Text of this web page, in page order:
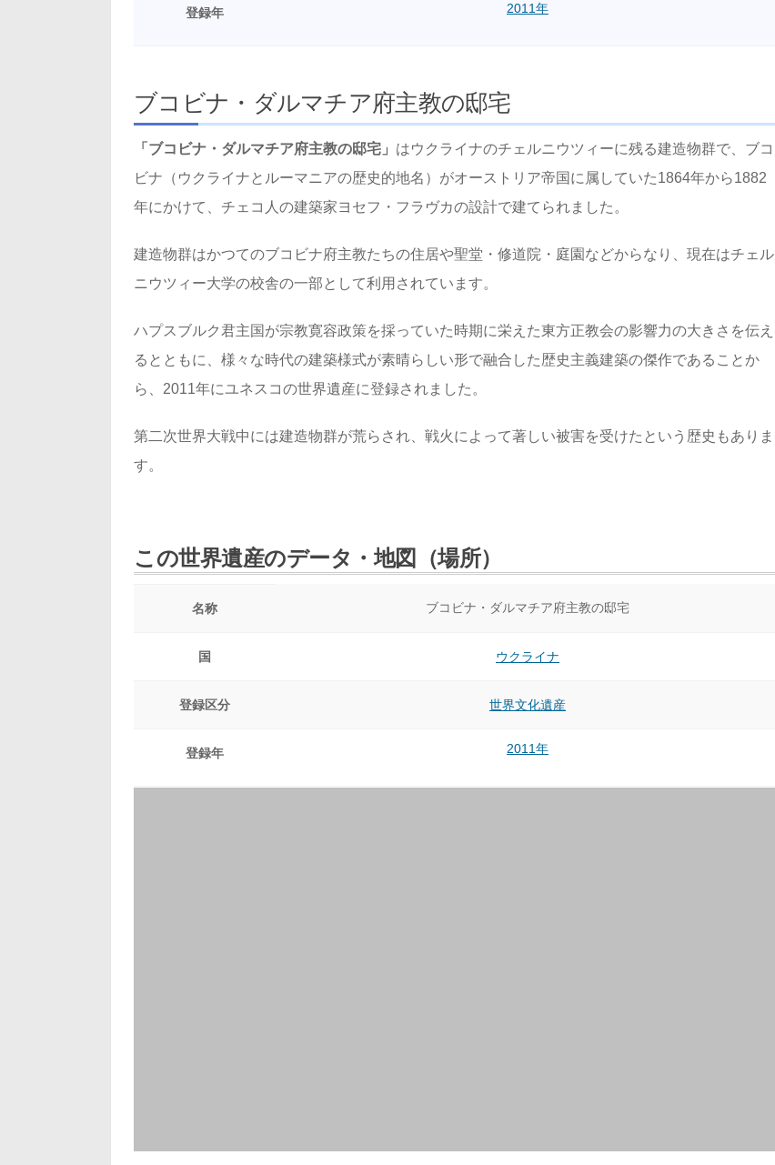
登録年 2011年
ブコビナ・ダルマチア府主教の邸宅
「ブコビナ・ダルマチア府主教の邸宅」 はウクライナのチェルニウツィーに残る建造物群で、ブコ
ビナ（ウクライナとルーマニアの歴史的地名）がオーストリア帝国に属していた1864年から1882
年にかけて、チェコ人の建築家ヨセフ・フラヴカの設計で建てられました。
建造物群はかつてのブコビナ府主教たちの住居や聖堂・修道院・庭園などからなり、現在はチェル
ニウツィー大学の校舎の一部として利用されています。
ハプスブルク君主国が宗教寛容政策を採っていた時期に栄えた東方正教会の影響力の大きさを伝え
るとともに、様々な時代の建築様式が素晴らしい形で融合した歴史主義建築の傑作であることか
ら、2011年にユネスコの世界遺産に登録されました。
第二次世界大戦中には建造物群が荒らされ、戦火によって著しい被害を受けたという歴史もありま
す。
この世界遺産のデータ・地図（場所）
名称 ブコビナ・ダルマチア府主教の邸宅
国 ウクライナ
登録区分 世界文化遺産
登録年 2011年